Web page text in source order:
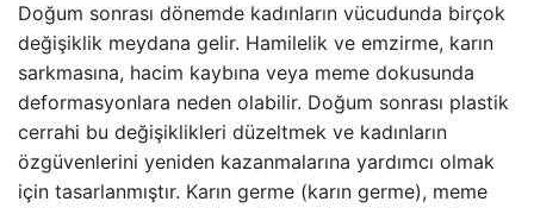
Doğum sonrası dönemde kadınların vücudunda birçok
değişiklik meydana gelir. Hamilelik ve emzirme, karın
sarkmasına, hacim kaybına veya meme dokusunda
deformasyonlara neden olabilir. Doğum sonrası plastik
cerrahi bu değişiklikleri düzeltmek ve kadınların
özgüvenlerini yeniden kazanmalarına yardımcı olmak
için tasarlanmıştır. Karın germe (karın germe), meme